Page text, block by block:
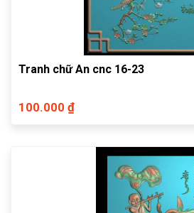
Tranh chữ An cnc 16-23
100.000 ₫